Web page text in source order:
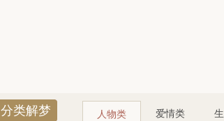
分类解梦 人物类 爱情类